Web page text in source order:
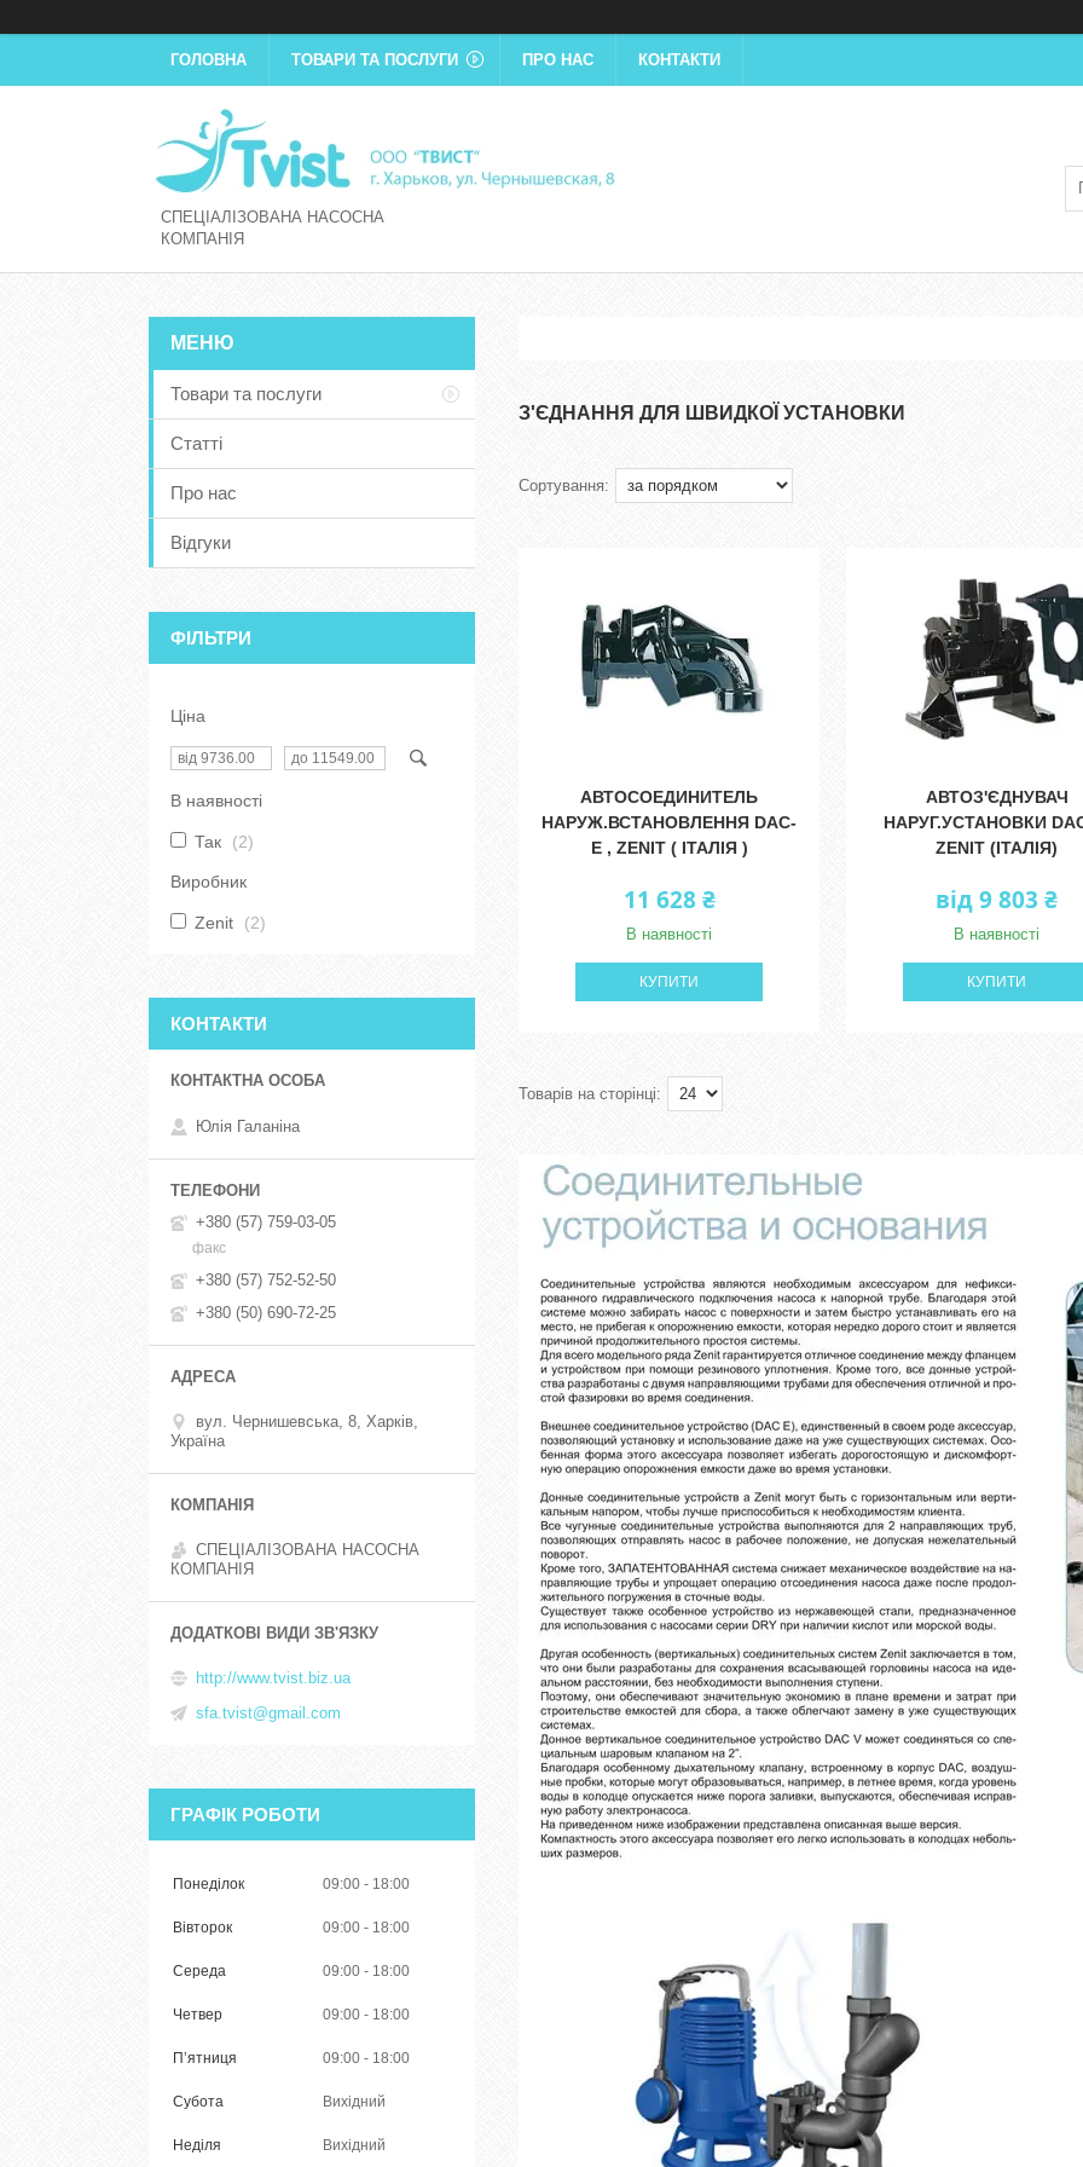
ГОЛОВНА ТОВАРИ ТА ПОСЛУГИ ПРО НАС КОНТАКТИ
СПЕЦІАЛІЗОВАНА НАСОСНА
КОМПАНІЯ
З'ЄДНАННЯ ДЛЯ ШВИДКОЇ УСТАНОВКИ
АВТОСОЕДИНИТЕЛЬ
НАРУЖ.ВСТАНОВЛЕННЯ DAC-
E , ZENIT ( ІТАЛІЯ )
11 628 ₴
В наявності
КУПИТИ
АВТОЗ'ЄДНУВАЧ
НАРУГ.УСТАНОВКИ
ZENIT (ІТАЛІЯ)
від 9 803 ₴
В наявності
КУПИТИ
Товари та послуги
Статті
Про нас
Відгуки
ФІЛЬТРИ
Ціна
В наявності
Так 2
Виробник
Zenit 2
КОНТАКТИ
Юлія Галаніна
+380 (57) 759-03-05
факс
+380 (57) 752-52-50
+380 (50) 690-72-25
вул. Чернишевська, 8, Харків,
Україна
СПЕЦІАЛІЗОВАНА НАСОСНА
КОМПАНІЯ
http://www.tvist.biz.ua
sfa.tvist@gmail.com
ГРАФІК РОБОТИ
Понеділок 09:00 18:00
Вівторок 09:00 18:00
Середа 09:00 18:00
Четвер 09:00 18:00
Пʼятниця 09:00 18:00
Субота Вихідний
Неділя Вихідний